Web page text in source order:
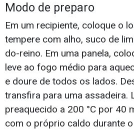
Modo de preparo
Em um recipiente, coloque o
tempere com alho, suco de
do-reino. Em uma panela,
leve ao fogo médio para
e doure de todos os lados.
transfira para uma assadeira.
preaquecido a 200 °C por 40
com o próprio caldo durante